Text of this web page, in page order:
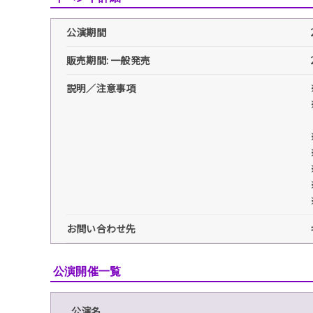
公演期間
販売期間: 一般発売
説明／注意事項
お問い合わせ先
公演開催一覧